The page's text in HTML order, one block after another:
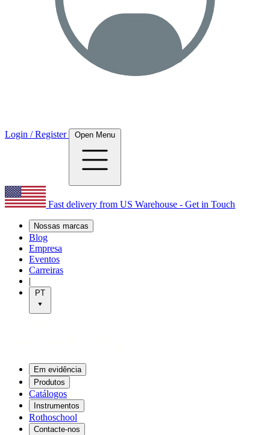
Login / Register Open Menu
Fast delivery from US Warehouse - Get in Touch
Nossas marcas
Blog
Empresa
Eventos
Carreiras
|
PT
Em evidência
Produtos
Catálogos
Instrumentos
Rothoschool
Contacte-nos